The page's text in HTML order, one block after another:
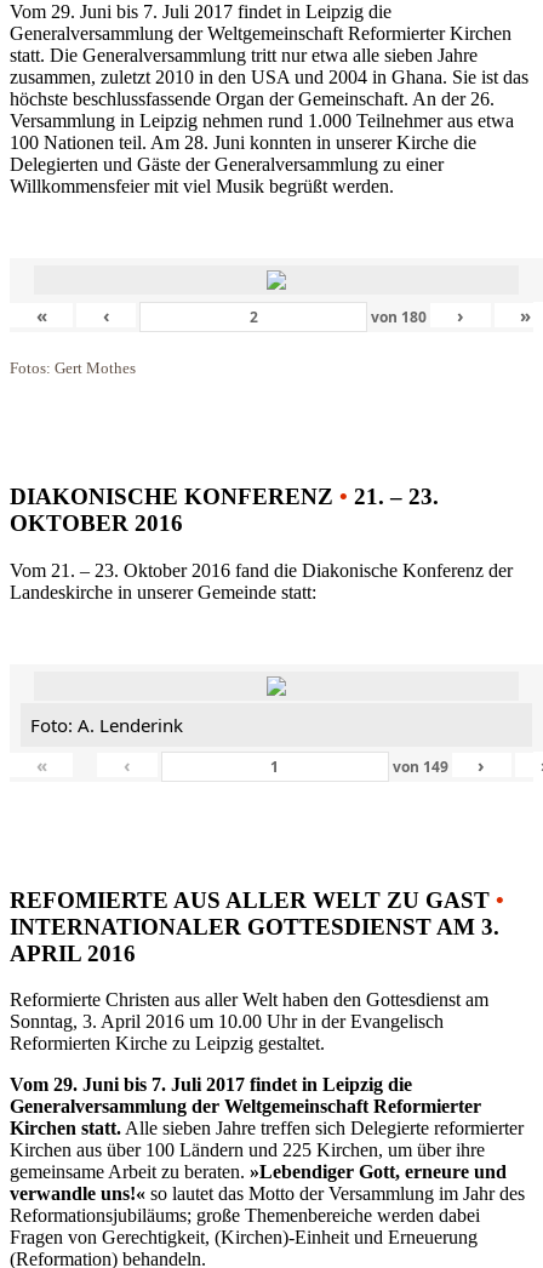
Vom 29. Juni bis 7. Juli 2017 findet in Leipzig die
Generalversammlung der Weltgemeinschaft Reformierter Kirchen
statt. Die Generalversammlung tritt nur etwa alle sieben Jahre
zusammen, zuletzt 2010 in den USA und 2004 in Ghana. Sie ist das
höchste beschlussfassende Organ der Gemeinschaft. An der 26.
Versammlung in Leipzig nehmen rund 1.000 Teilnehmer aus etwa
100 Nationen teil. Am 28. Juni konnten in unserer Kirche die
Delegierten und Gäste der Generalversammlung zu einer
Willkommensfeier mit viel Musik begrüßt werden.
« ‹ von 180 › »
Fotos: Gert Mothes
DIAKONISCHE KONFERENZ • 21. – 23.
OKTOBER 2016
Vom 21. – 23. Oktober 2016 fand die Diakonische Konferenz der
Landeskirche in unserer Gemeinde statt:
Foto: A. Lenderink
«
‹ von 149 ›
REFOMIERTE AUS ALLER WELT ZU GAST •
INTERNATIONALER GOTTESDIENST AM 3.
APRIL 2016
Reformierte Christen aus aller Welt haben den Gottesdienst am
Sonntag, 3. April 2016 um 10.00 Uhr in der Evangelisch
Reformierten Kirche zu Leipzig gestaltet.
Vom 29. Juni bis 7. Juli 2017 findet in Leipzig die
Generalversammlung der Weltgemeinschaft Reformierter
Kirchen statt.Alle sieben Jahre treffen sich Delegierte reformierter
Kirchen aus über 100 Ländern und 225 Kirchen, um über ihre
gemeinsame Arbeit zu beraten. »Lebendiger Gott, erneure und
verwandle uns!« so lautet das Motto der Versammlung im Jahr des
Reformationsjubiläums; große Themenbereiche werden dabei
Fragen von Gerechtigkeit, (Kirchen)-Einheit und Erneuerung
(Reformation) behandeln.